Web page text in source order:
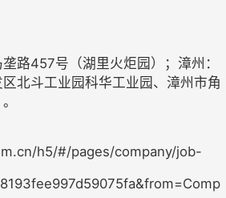
路457号（湖里火炬园）；漳州：
北斗工业园科华工业园、漳州市角
h5/#/pages/company/job-